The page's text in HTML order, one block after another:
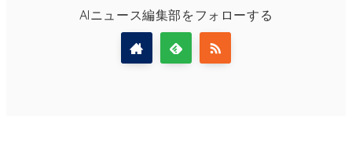
AIニュース編集部をフォローする